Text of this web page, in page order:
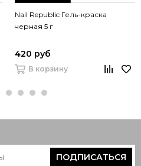
Nail Republic Гель-краска
черная 5 г
420 руб
В корзину
ПОДПИСАТЬСЯ